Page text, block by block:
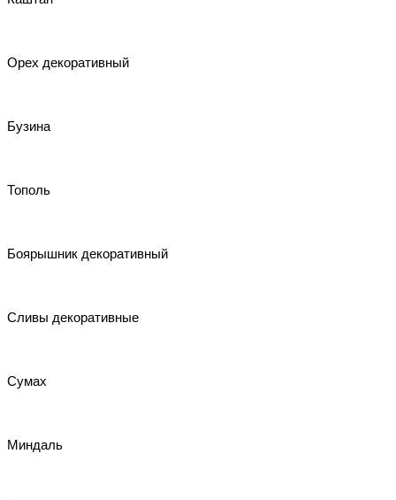
Орех декоративный
Бузина
Тополь
Боярышник декоративный
Сливы декоративные
Сумах
Миндаль